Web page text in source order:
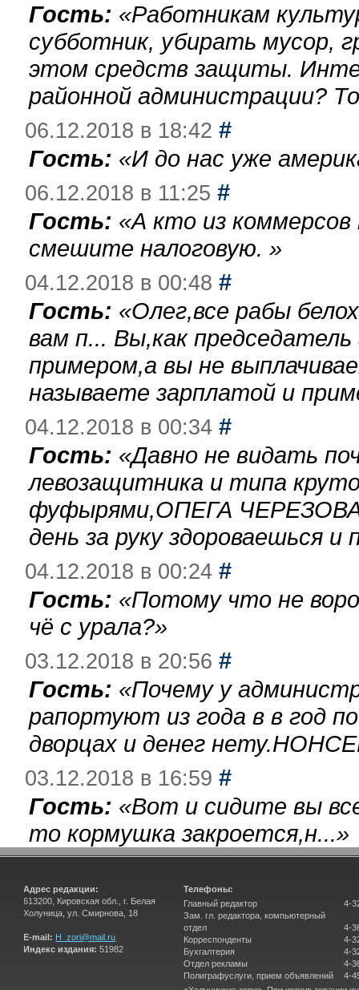
Гость: «Работникам
субботник, убирать мусор,
этом средств защиты.
районной администрации?
06.12.2018 в 18:42 #
Гость: «И до нас уже
06.12.2018 в 11:25 #
Гость: «А кто из
смешите налоговую. »
04.12.2018 в 00:48 #
Гость: «Олег,все рабы
вам п... Вы,как
примером,а вы не
называете зарплатой и
04.12.2018 в 00:34 #
Гость: «Давно не видать
левозащитника и типа
фуфырями,ОПЕГА
день за руку здороваешься
04.12.2018 в 00:24 #
Гость: «Потому что не
чё с урала?»
03.12.2018 в 20:56 #
Гость: «Почему у
рапортуют из года в в год
дворцах и денег
03.12.2018 в 16:59 #
Гость: «Вот и сидите вы
то кормушка закроется,н...»
Адрес редакции:
613200, Кировская обл., г. Белая
Холуница, ул. Смирнова, 18
E-mail: H_zori@mail.ru
Индекс издания: 51982
Телефоны:
Главный редактор
Зам. гл. редактора, компьютерный
отдел
Корреспонденты
Бухгалтерия
Отдел рекламы
Полиграфуслуги, прием объявлений
4-
4-
4-
4-
4-
4-